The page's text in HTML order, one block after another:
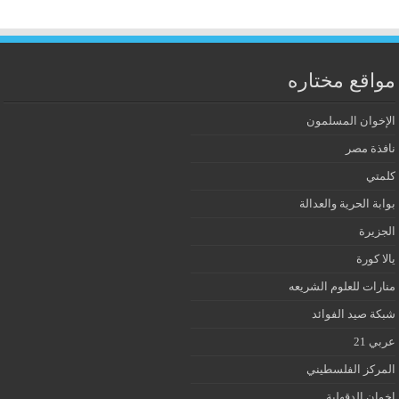
مواقع مختاره
الإخوان المسلمون
نافذة مصر
كلمتي
بوابة الحرية والعدالة
الجزيرة
يالا كورة
منارات للعلوم الشريعه
شبكة صيد الفوائد
عربي 21
المركز الفلسطيني